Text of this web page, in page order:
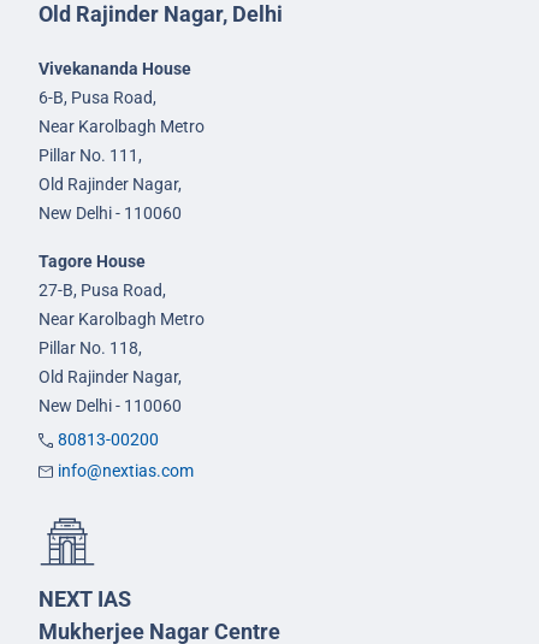
Old Rajinder Nagar, Delhi
Vivekananda House
6-B, Pusa Road,
Near Karolbagh Metro
Pillar No. 111,
Old Rajinder Nagar,
New Delhi - 110060
Tagore House
27-B, Pusa Road,
Near Karolbagh Metro
Pillar No. 118,
Old Rajinder Nagar,
New Delhi - 110060
80813-00200
info@nextias.com
NEXT IAS
Mukherjee Nagar Centre